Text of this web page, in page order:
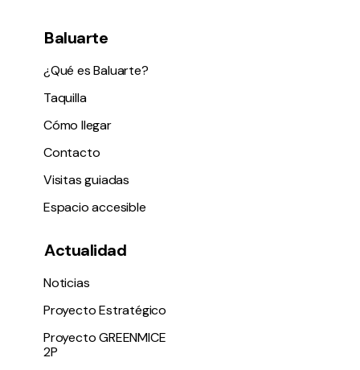
Baluarte
¿Qué es Baluarte?
Taquilla
Cómo llegar
Contacto
Visitas guiadas
Espacio accesible
Actualidad
Noticias
Proyecto Estratégico
Proyecto GREENMICE
2P